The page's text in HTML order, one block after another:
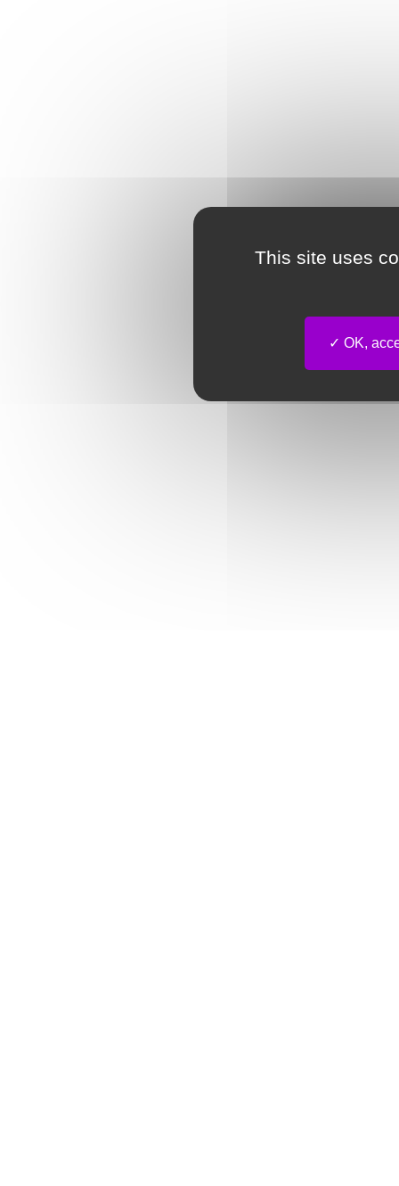
This site uses
OK,